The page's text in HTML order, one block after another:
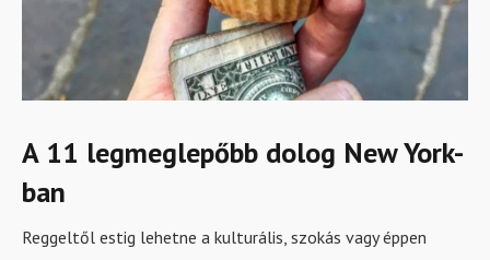
A 11 legmeglepőbb dolog New York-
ban
Reggeltől estig lehetne a kulturális, szokás vagy éppen